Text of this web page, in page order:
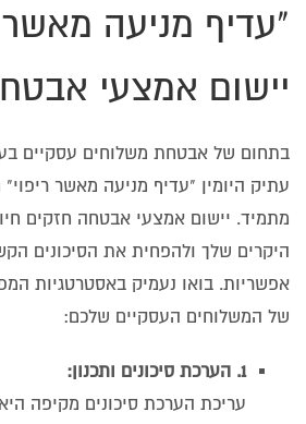
"עדיף מניעה מאשר
יישום אמצעי
בתחום של אבטחת משלוחים עסקיים
עתיק היומין "עדיף מניעה מאשר
מתמיד. יישום אמצעי אבטחה חזקים
היקרים שלך ולהפחית את הסיכונים
אפשריות. בואו נעמיק באסטרטגיות
של המשלוחים העסקיים שלכם:
1. הערכת סיכונים ותכנון:
עריכת הערכת סיכונים מקיפה